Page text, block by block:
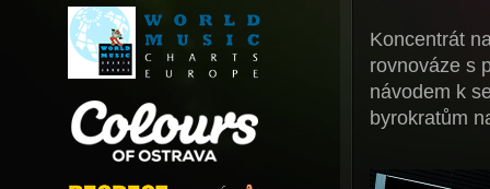
Koncentrát
rovnováze s
návodem k
byrokratům